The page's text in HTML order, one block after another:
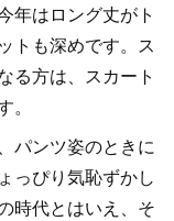
年はロング丈がト
トも深めです。ス
る方は、スカート
パンツ姿のときに
っぴり気恥ずかし
時代とはいえ、そ